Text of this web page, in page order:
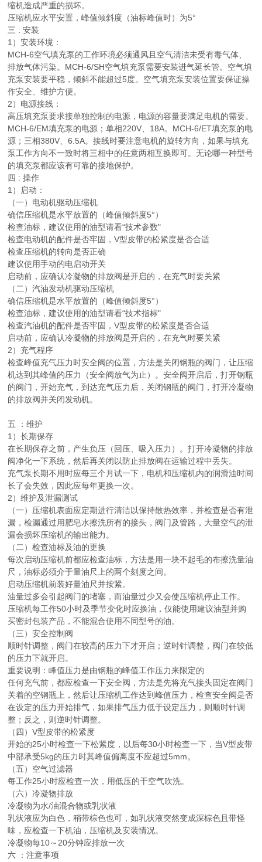
缩机造成严重的损坏。
压缩机应水平安置，峰值倾斜度（油标峰值时）为5°
三 : 安装
1）安装环境：
MCH-6空气填充泵的工作环境必须通风且空气清洁未受有毒气体、
排放气体污染。MCH-6/SH空气填充泵需要安装进气延长管。空气填
充泵安装要平稳，倾斜不能超过5度。空气填充泵安装位置要保证操
作安全、维护方便。
2）电源接线：
高压填充泵要求接单独控制的电源，电源的容量要满足电机的需要。
MCH-6/EM填充泵的电源；单相220V、18A。MCH-6/ET填充泵的电
源；三相380V、6.5A。接线时要注意电机的旋转方向，如果与填充
泵工作方向不一致时将三相中的任意两相互换即可。无论哪一种型号
的填充泵都应该有可靠的接地保护。
四 : 操作
1）启动：
（一）电动机驱动压缩机
确信压缩机是水平放置的（峰值倾斜度5°）
检查油标，建议使用的油型请看“技术参数"
检查电动机的配件是否牢固，V型皮带的松紧度是否合适
检查压缩机的转向是否正确
建议使用手动的电启动开关
启动前，应确认冷凝物的排放阀是开启的，在充气时要关紧
（二）汽油发动机驱动压缩机
确信压缩机是水平放置的（峰值倾斜度5°）
检查油标，建议使用的油型请看“技术指标"
检查汽油机的配件是否牢固，V型皮带的松紧度是否合适
启动前，应确认冷凝物的排放阀是开启的，在充气时要关紧
2）充气程序
检查峰值充气压力时安全阀的位置，方法是关闭钢瓶的阀门，让压缩
机达到其峰值的压力（安全阀放气为止）。安全阀开启后，打开钢瓶
的阀门，开始充气，到达充气压力后，关闭钢瓶的阀门，打开冷凝物
的排放阀并关闭发动机。
五 ：维护
1）长期保存
在长期保存之前，产生负压（回压、吸入压力）。打开冷凝物的排放
阀净化一下系统，然后再关闭以防止排放阀在运输过程中丢失。
充气泵长期不用时应每三个月试一下，电机和压缩机内的润滑油时间
长了会失效，因此应每年更换一次。
2）维护及泄漏测试
（一）压缩机表面应定期进行清洁以保持散热效率，并检查是否有泄
漏，检漏通过用肥皂水擦洗所有的接头，阀门及管路，大量空气的泄
漏会损坏压缩机的输出能力。
（二）检查油标及油的更换
每次启动压缩机前都应检查油标，方法是用一块不起毛的布擦洗量油
尺，油标必须介于量油尺上的两个刻度之间。
启动压缩机前装好量油尺并按紧。
油量过多会引起阀门的堵塞，而油量过少又会使压缩机停止工作。
压缩机每工作50小时及季节变化时应换油，仅能使用建议油型并购
买密封包装产品，不能混合使用不同型号的油。
（三）安全控制阀
顺时针调整，阀门在较高的压力下才开启；逆时针调整，阀门在较低
的压力下就开启。
重要说明：峰值压力是由钢瓶的峰值工作压力来限定的
任何充气前，都应检查一下安全阀，方法是先将充气接头固定在阀门
关着的空钢瓶上，然后让压缩机工作达到峰值压力，检查安全阀是否
在设定的压力开始排气，如果排气压力低于设定压力，则顺时针调
整；反之，则逆时针调整。
（四）V型皮带的松紧度
开始的25小时检查一下松紧度，以后每30小时检查一下，当V型皮带
中部承受5kg的压力时其峰值偏离度不应超过5mm。
（五）空气过滤器
每工作25小时应检查一次，用低压的干空气吹洗。
（六）冷凝物排放
冷凝物为水/油混合物或乳状液
乳状液应为白色，稍带棕色也可，如乳状液突然变成深棕色且带怪
味，应检查一下机油，压缩机及安装情况。
冷凝物每10～20分钟应排放一次
六 ：注意事项